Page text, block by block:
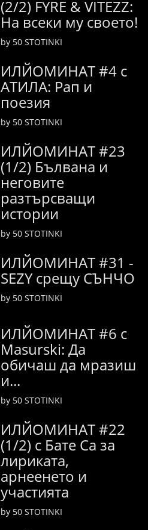
(2/2) FYRE & VITEZZ:
На всеки му своето!
by 50 STOTINKI
ИЛЙОМИНАТ #4 с
АТИЛА: Рап и
поезия
by 50 STOTINKI
ИЛЙОМИНАТ #23
(1/2) Бълвана и
неговите
разтърсващи
истории
by 50 STOTINKI
ИЛЙОМИНАТ #31 -
SEZY срещу СЪНЧО
by 50 STOTINKI
ИЛЙОМИНАТ #6 с
Masurski: Да
обичаш да мразиш
и...
by 50 STOTINKI
ИЛЙОМИНАТ #22
(1/2) с Бате Са за
лириката,
арнеенето и
участията
by 50 STOTINKI